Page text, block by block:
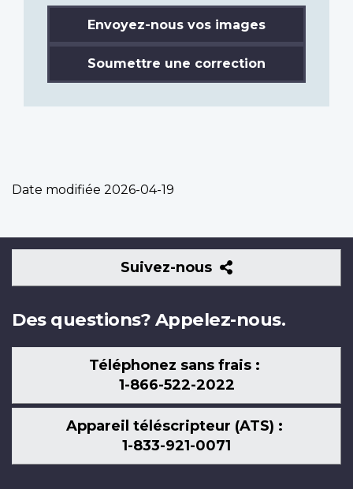
Envoyez-nous vos images
Soumettre une correction
Date modifiée 2026-04-19
Suivez-nous
Suivez-
nous
Des questions? Appelez-nous.
Téléphonez sans frais :
1-866-522-2022
Appareil téléscripteur (ATS) :
1-833-921-0071